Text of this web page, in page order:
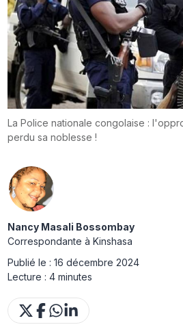
La Police nationale congolaise :
perdu sa noblesse !
Nancy Masali Bossombay
Correspondante à Kinshasa
Publié le :16 décembre 2024
Lecture :4 minutes